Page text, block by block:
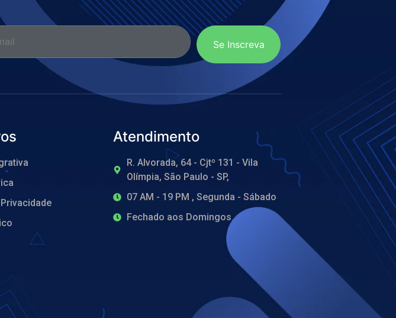
Se Inscreva
Atendimento
R. Alvorada, 64 - Cjtº 131 - Vila
Olímpia, São Paulo - SP,
07 AM - 19 PM , Segunda - Sábado
Fechado aos Domingos